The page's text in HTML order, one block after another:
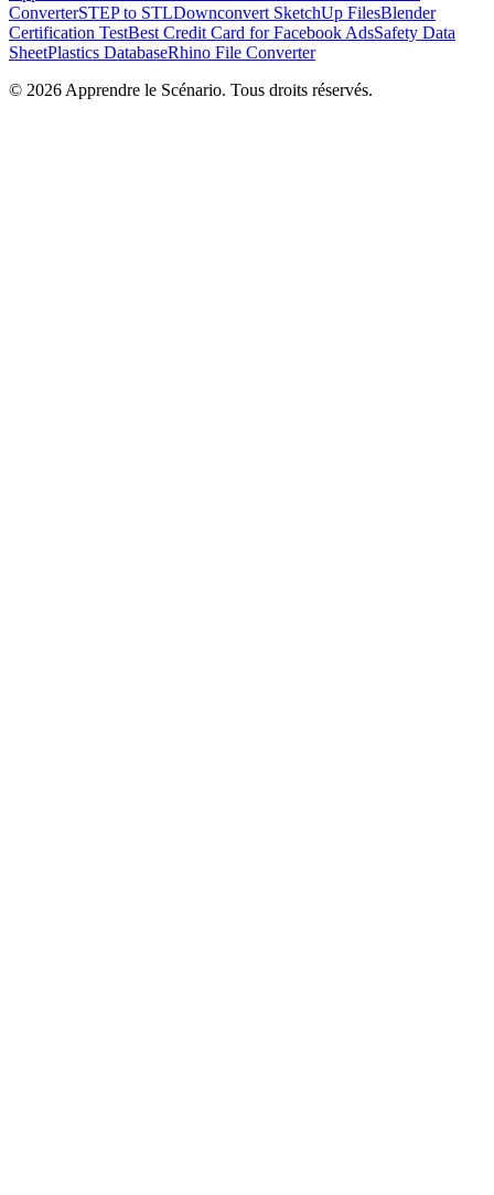
ConverterSTEP to STLDownconvert SketchUp FilesBlender
Certification TestBest Credit Card for Facebook AdsSafety Data
SheetPlastics DatabaseRhino File Converter
© 2026 Apprendre le Scénario. Tous droits réservés.